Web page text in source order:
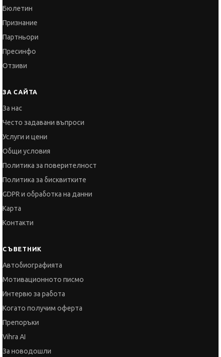
Пресинфо
Отзиви
ЗА САЙТА
За нас
Услуги и цени
Общи условия
Политика за поверителност
Политика за бисквитките
GDPR и обработка на данни
Карта
Контакти
СЪВЕТНИК
Автобиографията
Интервю за работа
Когато получим оферта
Препоръки
Vihra AI
За новодошли